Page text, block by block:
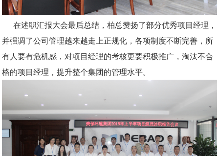
在述职汇报大会最后总结，柏总赞扬了部分优秀项目经理，
并强调了公司管理越来越走上正规化，各项制度不断完善，所
有人要有危机感，对项目经理的考核更要积极推广，淘汰不合
格的项目经理，提升整个集团的管理水平。